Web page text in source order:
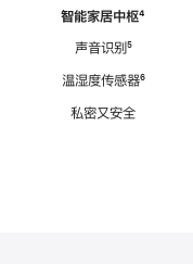
智能家居中枢脚
⁴
声音识别脚
⁵
温湿度传感器脚
⁶
私密又安全